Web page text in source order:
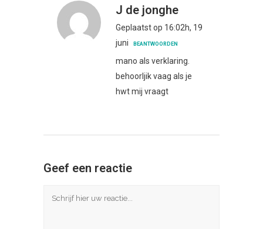
J de jonghe
Geplaatst op 16:02h, 19
juni
BEANTWOORDEN
mano als verklaring.
behoorljik vaag als je
hwt mij vraagt
Geef een reactie